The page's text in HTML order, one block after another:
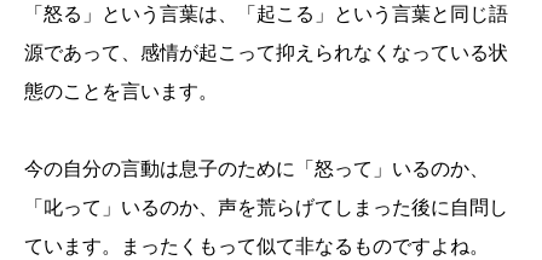
「怒る」という言葉は、「起こる」という言葉と同じ語
源であって、感情が起こって抑えられなくなっている状
態のことを言います。
今の自分の言動は息子のために「怒って」いるのか、
「叱って」いるのか、声を荒らげてしまった後に自問し
ています。まったくもって似て非なるものですよね。